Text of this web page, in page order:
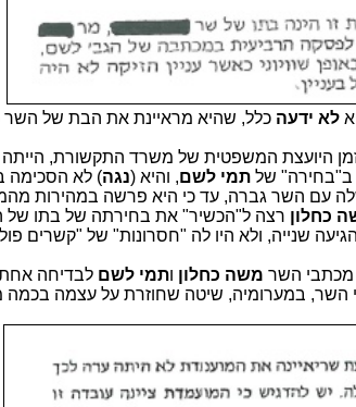
לא ידעה כלל, שהיא מראיינת את הבת של השר
היועצת המשפטית של משרד התקשורת,
ב"בחירה" שלתמי לשם, והיא (נגה) לא הסכימה
עם השר גברה, עד כי היא פרשה במהירות
כחלון רצה ל"הכשיר" את בחירתה של בתו של
שנייה, ולא היו לה "חסרונות" של "קשרים
השר משה כחלון ותמי לשם לבדיחה אחת
השר, במערומיה, שיטה שחוזרת על עצמה בכמה